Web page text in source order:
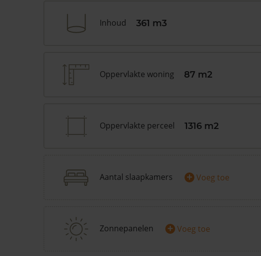
Inhoud 361 m3
Oppervlakte woning 87 m2
Oppervlakte perceel 1316 m2
Aantal slaapkamers + Voeg toe
Zonnepanelen + Voeg toe